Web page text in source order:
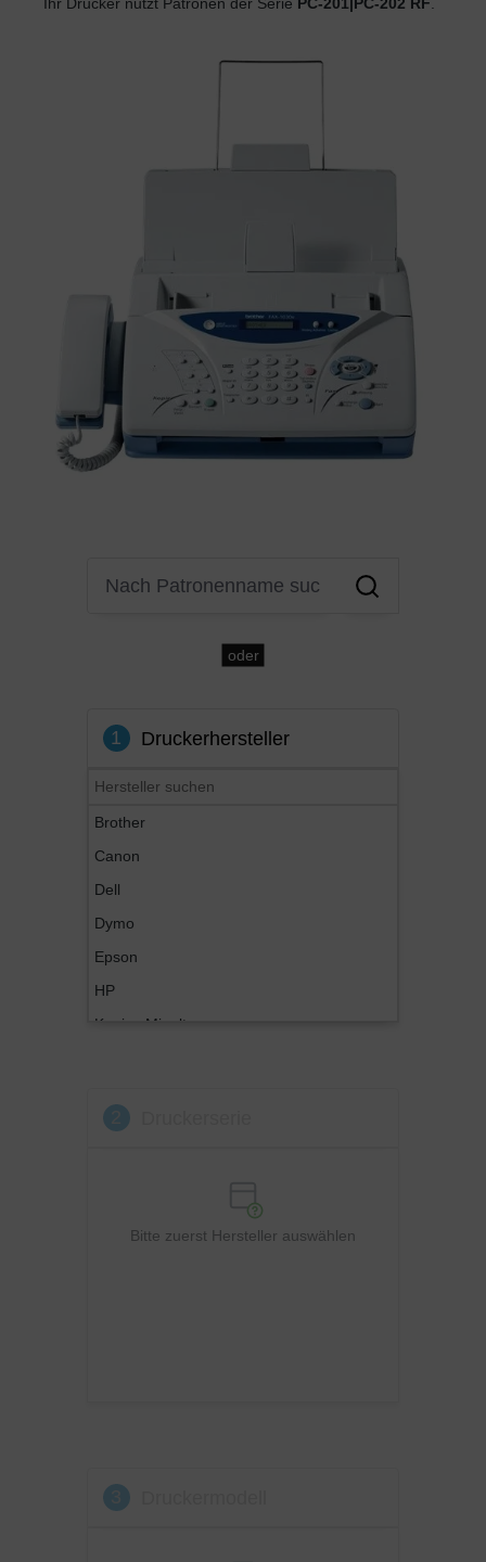
oder
1 Druckerhersteller
Brother
Canon
Dell
Dymo
Epson
HP
Konica Minolta
OKI
Ricoh
Bitte zuerst Hersteller auswählen